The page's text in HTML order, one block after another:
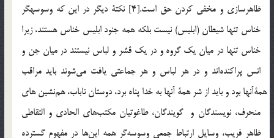
ظاهرسازي و مخفي كردن حق است.[4] نكتة ديگر در اين كه وسوسه­گر
خناس تنها شيطان (ابليس) نيست بلكه همه جنود ابليس خناس هستند، زيرا
خناس تنها در ميان يك گروه و در يك قشر و لباس نيستند در ميان جن و
انس پراكنده‎اند و در هر لباس و هر جماعتي يافت مي‎شوند بايد مراقب
همة‌آنها بود و بايد از شر همة آنها به خدا پناه برد، دوستان ناباب، هم‎نشين ‎هاي
منحرف، نويسندگان و گويندگان، طاغوتيان مكتب‎هاي الحادي و التقاطي
ظاهر فريب، وسايل ارتباط جمعي وسوسه‎گر همه اين‎ها در مفهوم گسترده